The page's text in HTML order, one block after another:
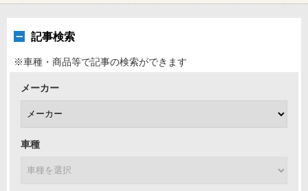
記事検索
※車種・商品等で記事の検索ができます
メーカー
車種